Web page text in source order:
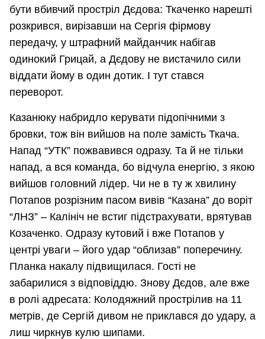
бути вбивчий простріл Дєдова: Ткаченко нарешті
розкрився, вирізавши на Сергія фірмову
передачу, у штрафний майданчик набігав
одинокий Грицай, а Дєдову не вистачило сили
віддати йому в один дотик. І тут стався
переворот.
Казанюку набридло керувати підопічними з
бровки, тож він вийшов на поле замість Ткача.
Напад “УТК” пожвавився одразу. Та й не тільки
напад, а вся команда, бо відчула енергію, з якою
вийшов головний лідер. Чи не в ту ж хвилину
Потапов розрізним пасом вивів “Казана” до воріт
“ЛНЗ” – Калініч не встиг підстрахувати, врятував
Козаченко. Одразу кутовий і вже Потапов у
центрі уваги – його удар “облизав” поперечину.
Планка накалу підвищилася. Гості не
забарилися з відповіддю. Знову Дєдов, але вже
в ролі адресата: Колодяжний прострілив на 11
метрів, де Сергій дивом не приклався до удару, а
лиш чиркнув кулю шипами.